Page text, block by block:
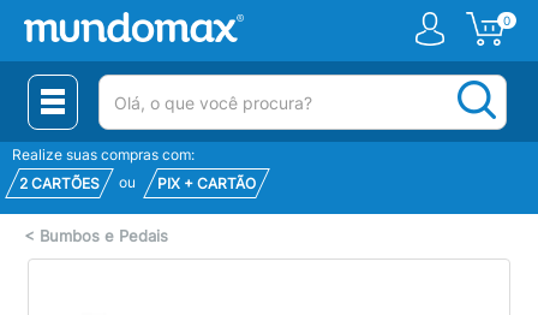
0
(pesquisar)
Realize suas compras com:
2 CARTÕES
ou PIX + CARTÃO
< Bumbos e Pedais